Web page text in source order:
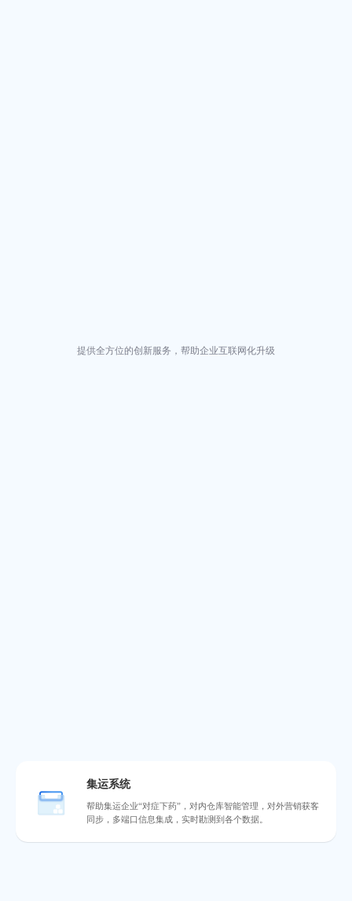
提供全方位的创新服务，帮助企业互联网化升级
集运系统
帮助集运企业“对症下药”，对内仓库智能管理，对外营销获客
同步，多端口信息集成，实时勘测到各个数据。